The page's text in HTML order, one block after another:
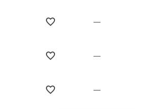
—
—
—